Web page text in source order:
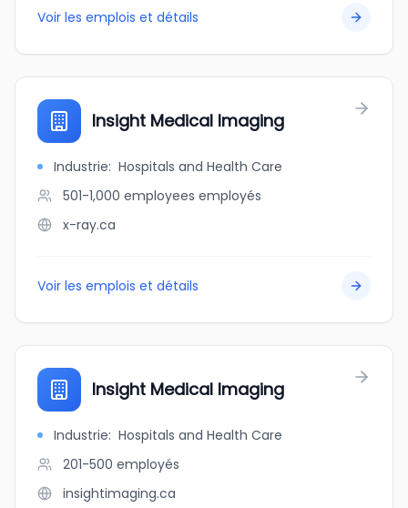
Voir les emplois et détails
Insight Medical Imaging
Industrie: Hospitals and Health Care
501-1,000 employees employés
x-ray.ca
Voir les emplois et détails
Insight Medical Imaging
Industrie: Hospitals and Health Care
201-500 employés
insightimaging.ca